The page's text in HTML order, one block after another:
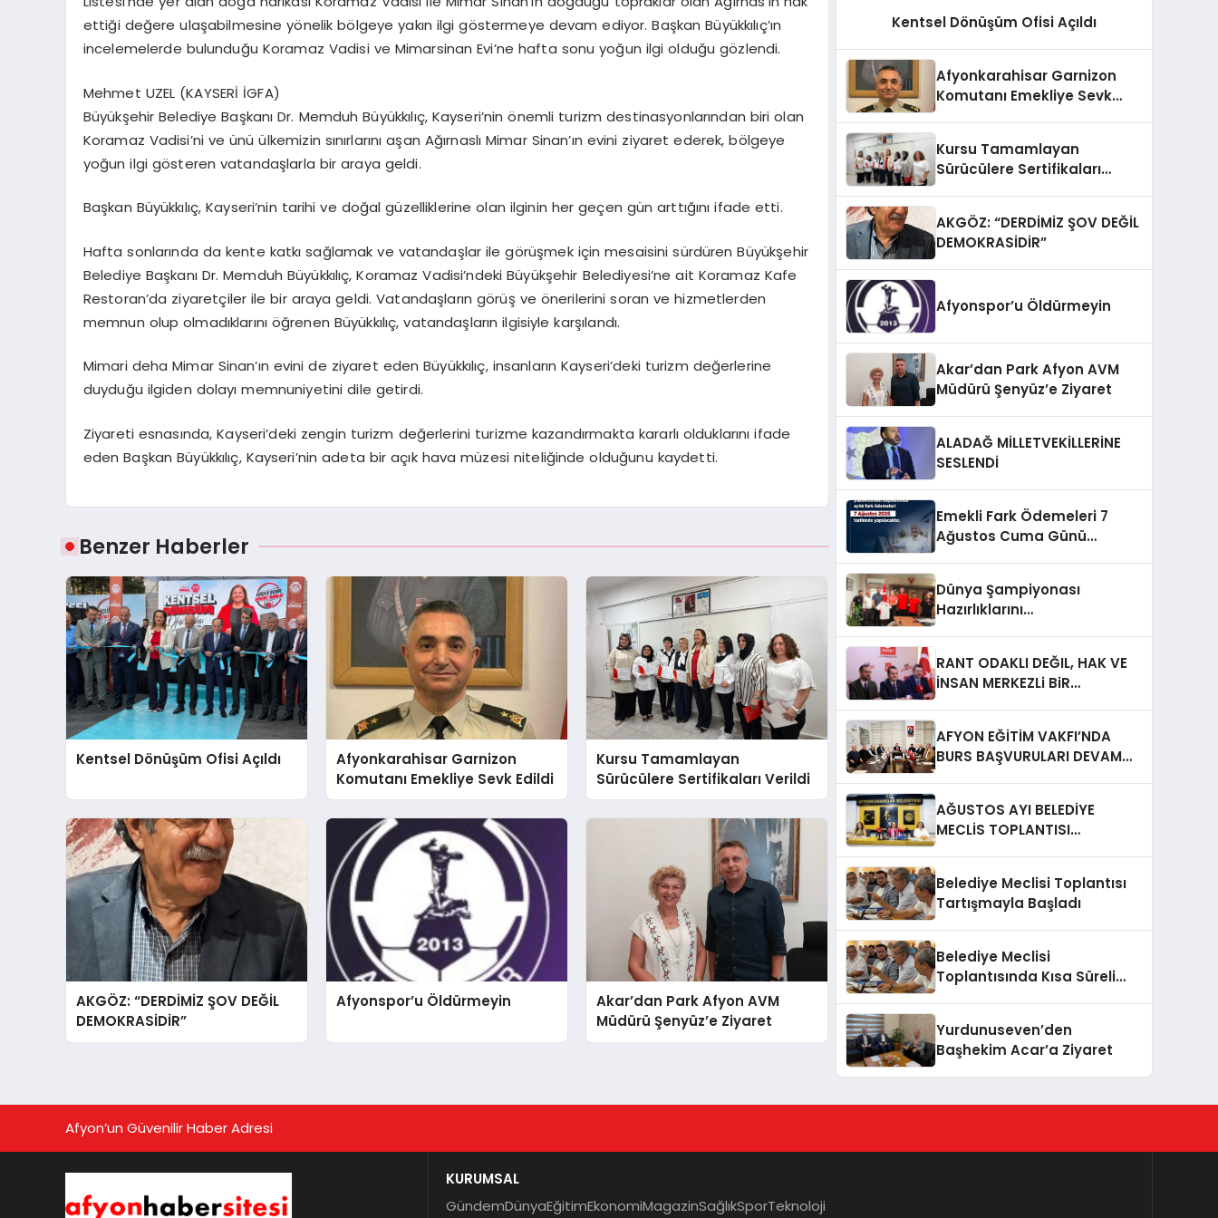
ettiği değere ulaşabilmesine yönelik bölgeye yakın ilgi göstermeye devam ediyor. Başkan Büyükkılıç’ın
incelemelerde bulunduğu Koramaz Vadisi ve Mimarsinan Evi’ne hafta sonu yoğun ilgi olduğu gözlendi.
Mehmet UZEL (KAYSERİ İGFA)
Büyükşehir Belediye Başkanı Dr. Memduh Büyükkılıç, Kayseri’nin önemli turizm destinasyonlarından biri olan
Koramaz Vadisi’ni ve ünü ülkemizin sınırlarını aşan Ağırnaslı Mimar Sinan’ın evini ziyaret ederek, bölgeye
yoğun ilgi gösteren vatandaşlarla bir araya geldi.
Başkan Büyükkılıç, Kayseri’nin tarihi ve doğal güzelliklerine olan ilginin her geçen gün arttığını ifade etti.
Hafta sonlarında da kente katkı sağlamak ve vatandaşlar ile görüşmek için mesaisini sürdüren Büyükşehir
Belediye Başkanı Dr. Memduh Büyükkılıç, Koramaz Vadisi’ndeki Büyükşehir Belediyesi’ne ait Koramaz Kafe
Restoran’da ziyaretçiler ile bir araya geldi. Vatandaşların görüş ve önerilerini soran ve hizmetlerden
memnun olup olmadıklarını öğrenen Büyükkılıç, vatandaşların ilgisiyle karşılandı.
Mimari deha Mimar Sinan’ın evini de ziyaret eden Büyükkılıç, insanların Kayseri’deki turizm değerlerine
duyduğu ilgiden dolayı memnuniyetini dile getirdi.
Ziyareti esnasında, Kayseri’deki zengin turizm değerlerini turizme kazandırmakta kararlı olduklarını ifade
eden Başkan Büyükkılıç, Kayseri’nin adeta bir açık hava müzesi niteliğinde olduğunu kaydetti.
Benzer Haberler
Kentsel Dönüşüm Ofisi Açıldı
Afyonkarahisar Garnizon
Komutanı Emekliye Sevk Edildi
Kursu Tamamlayan
Sürücülere Sertifikaları Verildi
AKGÖZ: “DERDİMİZ ŞOV DEĞİL
DEMOKRASİDİR”
Afyonspor’u Öldürmeyin
Akar’dan Park Afyon AVM
Müdürü Şenyüz’e Ziyaret
Kentsel Dönüşüm Ofisi Açıldı
Afyonkarahisar Garnizon
Komutanı Emekliye Sevk
Kursu Tamamlayan
Sürücülere Sertifikaları
AKGÖZ: “DERDİMİZ ŞOV DEĞİL
DEMOKRASİDİR”
Afyonspor’u Öldürmeyin
Akar’dan Park Afyon AVM
Müdürü Şenyüz’e Ziyaret
ALADAĞ MİLLETVEKİLLERİNE
SESLENDİ
Emekli Fark Ödemeleri 7
Ağustos Cuma Günü
Dünya Şampiyonası
Hazırlıklarını
RANT ODAKLI DEĞIL, HAK VE
İNSAN MERKEZLi BiR
YANINDAYIZ!
AFYON EĞİTİM VAKFI’NDA
BURS BAŞVURULARI DEVAM
AĞUSTOS AYI BELEDİYE
MECLİS TOPLANTISI
Belediye Meclisi Toplantısı
Tartışmayla Başladı
Belediye Meclisi
Toplantısında Kısa Süreli
Yurdunuseven’den
Başhekim Acar’a Ziyaret
Afyon’un Güvenilir Haber Adresi
KURUMSAL
GündemDünyaEğitimEkonomiMagazinSağlıkSporTeknoloji